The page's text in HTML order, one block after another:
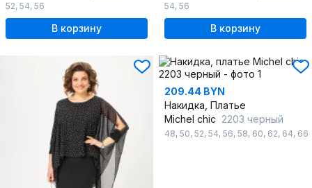
52, 54, 56
В корзину
54, 56
В корзину
209.44 BYN
Накидка, Платье
Michel chic 2203 черный
48, 50, 52, 54, 56, 58, 60, 62, 64, 66